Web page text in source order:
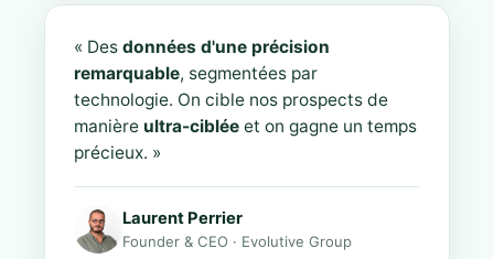
« Des données d'une précision
remarquable, segmentées par
technologie. On cible nos prospects de
manière ultra-ciblée et on gagne un temps
précieux. »
Laurent Perrier
Founder & CEO · Evolutive Group